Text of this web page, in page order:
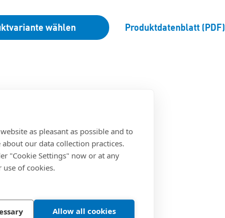
as pleasant as possible and to
our data collection practices.
"Cookie Settings" now or at any
of cookies.
Allow all cookies
wählen Produktdatenblatt (PDF)